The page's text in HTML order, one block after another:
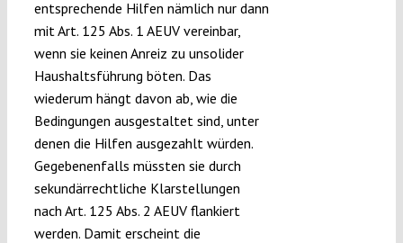
entsprechende Hilfen nämlich nur dann
mit Art. 125 Abs. 1 AEUV vereinbar,
wenn sie keinen Anreiz zu unsolider
Haushaltsführung böten. Das
wiederum hängt davon ab, wie die
Bedingungen ausgestaltet sind, unter
denen die Hilfen ausgezahlt würden.
Gegebenenfalls müssten sie durch
sekundärrechtliche Klarstellungen
nach Art. 125 Abs. 2 AEUV flankiert
werden. Damit erscheint die